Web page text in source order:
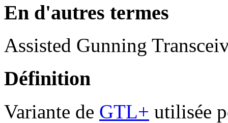
En d'autres termes
Assisted Gunning
Définition
Variante de GTL+ utilisée